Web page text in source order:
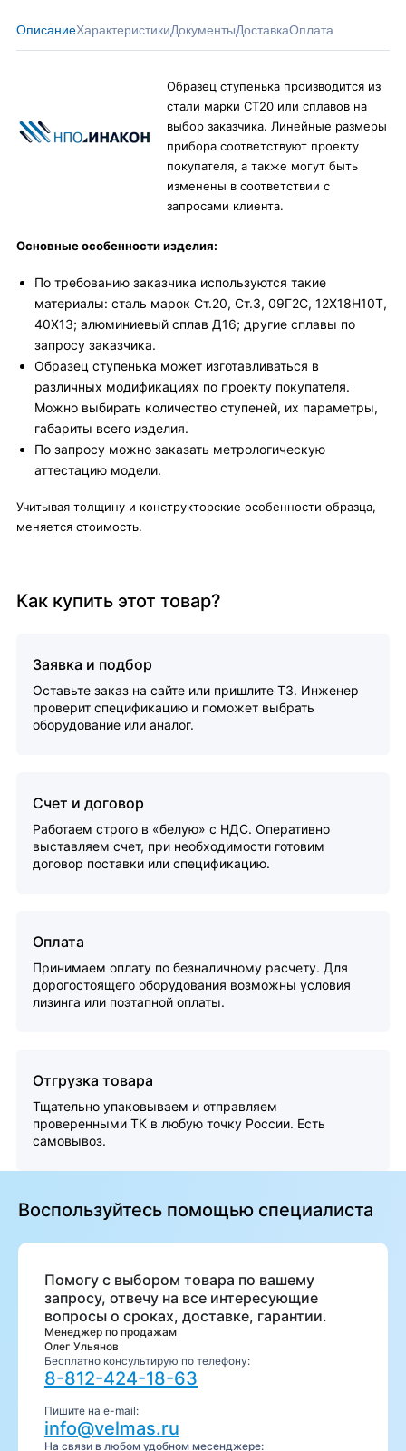
ОписаниеХарактеристикиДокументыДоставкаОплата
Образец ступенька производится из
стали марки СТ20 или сплавов на
выбор заказчика. Линейные размеры
прибора соответствуют проекту
покупателя, а также могут быть
изменены в соответствии с
запросами клиента.
Основные особенности изделия:
По требованию заказчика используются такие
материалы: сталь марок Ст.20, Ст.3, 09Г2С, 12X18H10T,
40X13; алюминиевый сплав Д16; другие сплавы по
запросу заказчика.
Образец ступенька может изготавливаться в
различных модификациях по проекту покупателя.
Можно выбирать количество ступеней, их параметры,
габариты всего изделия.
По запросу можно заказать метрологическую
аттестацию модели.
Учитывая толщину и конструкторские особенности образца,
меняется стоимость.
Как купить этот товар?
Заявка и подбор
Оставьте заказ на сайте или пришлите ТЗ. Инженер
проверит спецификацию и поможет выбрать
оборудование или аналог.
Счет и договор
Работаем строго в «белую» с НДС. Оперативно
выставляем счет, при необходимости готовим
договор поставки или спецификацию.
Оплата
Принимаем оплату по безналичному расчету. Для
дорогостоящего оборудования возможны условия
лизинга или поэтапной оплаты.
Отгрузка товара
Тщательно упаковываем и отправляем
проверенными ТК в любую точку России. Есть
самовывоз.
Воспользуйтесь помощью специалиста
Помогу с выбором товара по вашему
запросу, отвечу на все интересующие
вопросы о сроках, доставке, гарантии.
Менеджер по продажам
Олег Ульянов
Бесплатно консультирую по телефону:
8-812-424-18-63
Пишите на e-mail:
info@velmas.ru
На связи в любом удобном месенджере: